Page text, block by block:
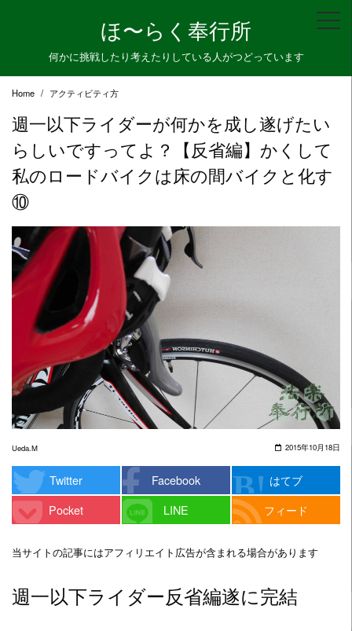
ほ〜らく奉行所
何かに挑戦したり考えたりしている人がつどっています
Home アクティビティ方
週一以下ライダーが何かを成し遂げたい
らしいですってよ？【反省編】かくして
私のロードバイクは床の間バイクと化す
⑩
Ueda.M 2015年10月18日
Twitter Facebook
はてブ
Pocket
LINE フィード
当サイトの記事にはアフィリエイト広告が含まれる場合があります
週一以下ライダー反省編遂に完結